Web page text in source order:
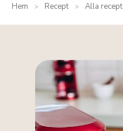
Hem > Recept > Alla recept